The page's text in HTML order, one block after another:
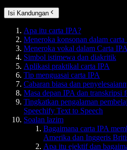
Isi Kandungan
Apa itu carta IPA?
Meneroka konsonan dalam
Meneroka vokal dalam Carta
Simbol istimewa dan diakritik
Aplikasi praktikal carta IPA
Tip menguasai carta IPA
Cabaran biasa dan
Masa depan IPA dan transkripsi
Tingkatkan pengalaman
Speechify Text to Speech
Soalan lazim
Bagaimana carta IPA
Amerika dan Inggeris
Apa itu ejektif dan